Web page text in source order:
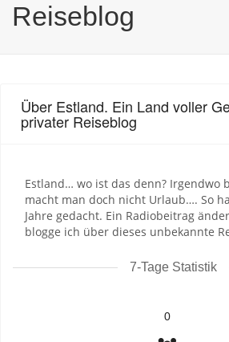
Reiseblog
Über Estland. Ein Land voller
privater Reiseblog
Estland… wo ist das denn? Irgendwo
macht man doch nicht Urlaub…. So
Jahre gedacht. Ein Radiobeitrag
blogge ich über dieses unbekannte
7-Tage Statistik
0